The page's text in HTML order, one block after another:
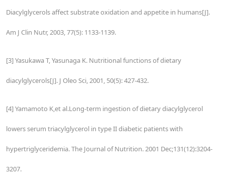
Diacylglycerols affect substrate oxidation and appetite in humans[J].
Am J Clin Nutr, 2003, 77(5): 1133-1139.
[3] Yasukawa T, Yasunaga K. Nutritional functions of dietary
diacylglycerols[J]. J Oleo Sci, 2001, 50(5): 427-432.
[4] Yamamoto K,et al.Long-term ingestion of dietary diacylglycerol
lowers serum triacylglycerol in type II diabetic patients with
hypertriglyceridemia. The Journal of Nutrition. 2001 Dec;131(12):3204-
3207.